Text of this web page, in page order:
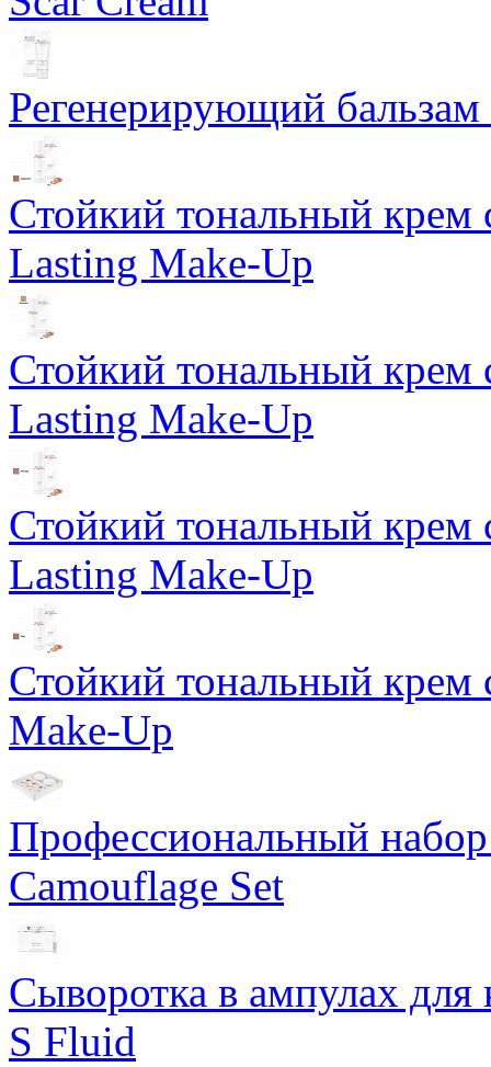
Регенерирующий
Стойкий тональный
Lasting Make-Up
Стойкий тональный
Lasting Make-Up
Стойкий тональный
Lasting Make-Up
Стойкий тональный
Make-Up
Профессиональный
Camouflage Set
Сыворотка в ампулах для
S Fluid